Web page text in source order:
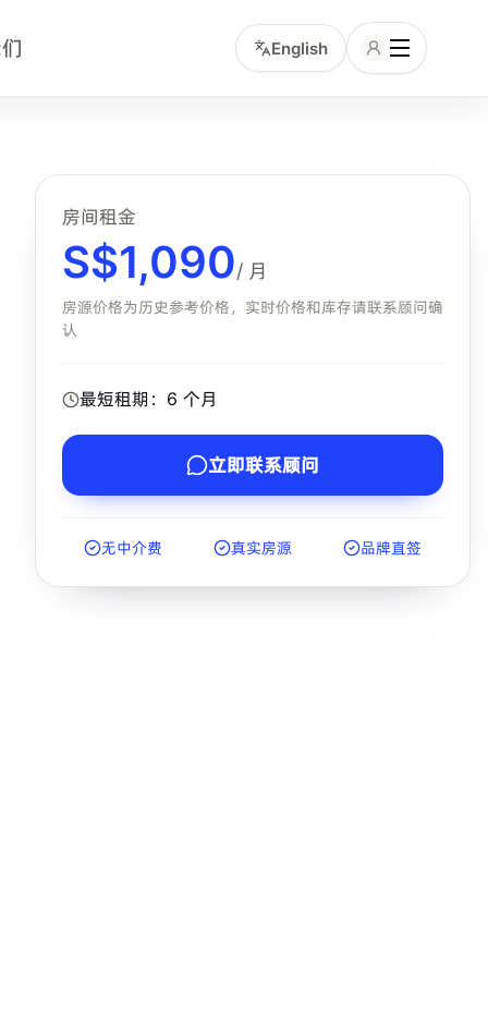
English
通和服务包含项的中文租客。小坡岛顾问可协助确认该房型
房间租金
S$1,090/ 月
房源价格为历史参考价格，实时价格和库存请联系顾问确
认
最短租期： 6 个月
立即联系顾问
无中介费 真实房源 品牌直签